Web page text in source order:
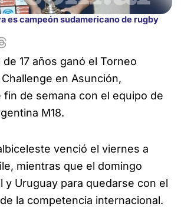
es campeón sudamericano de rugby
17 años ganó el Torneo
en Asunción,
fin de semana con el equipo de
M18.
venció el viernes a
mientras que el domingo
y Uruguay para quedarse con el
la competencia internacional.